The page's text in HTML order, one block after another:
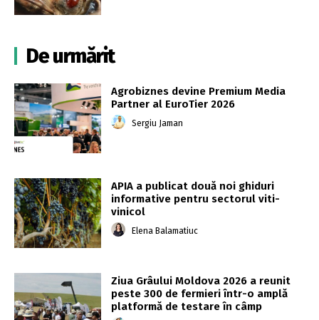
De urmărit
Agrobiznes devine Premium Media
Partner al EuroTier 2026
Sergiu Jaman
APIA a publicat două noi ghiduri
informative pentru sectorul viti-
vinicol
Elena Balamatiuc
Ziua Grâului Moldova 2026 a reunit
peste 300 de fermieri într-o amplă
platformă de testare în câmp